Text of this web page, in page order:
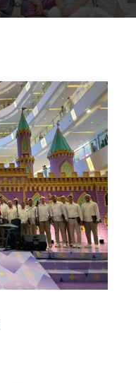
Lost your password?